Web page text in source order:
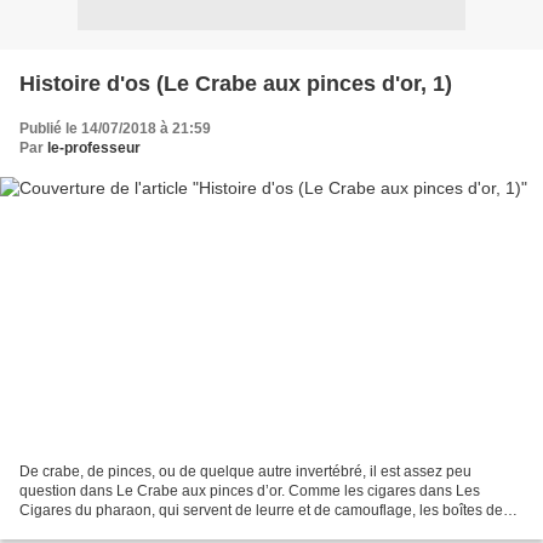
Histoire d'os (Le Crabe aux pinces d'or, 1)
Publié le 14/07/2018 à 21:59
Par le-professeur
De crabe, de pinces, ou de quelque autre invertébré, il est assez peu
question dans Le Crabe aux pinces d’or. Comme les cigares dans Les
Cigares du pharaon, qui servent de leurre et de camouflage, les boîtes de